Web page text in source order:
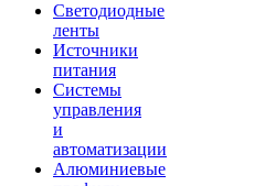
Светодиодные
ленты
Источники
питания
Системы
управления
и
автоматизации
Алюминиевые